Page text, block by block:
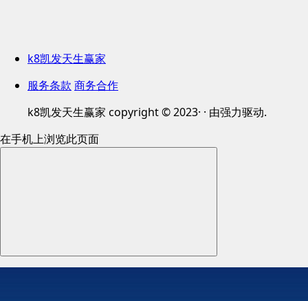
k8凯发天生赢家
服务条款 商务合作
k8凯发天生赢家 copyright © 2023· · 由强力驱动.
在手机上浏览此页面